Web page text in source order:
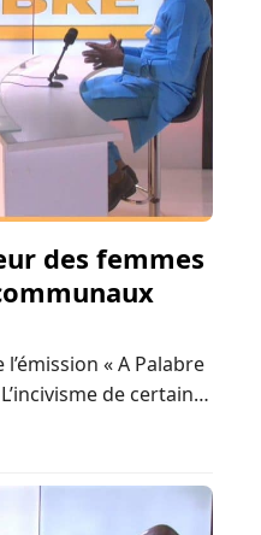
des femmes
« A Palabre
de certains
le masque de